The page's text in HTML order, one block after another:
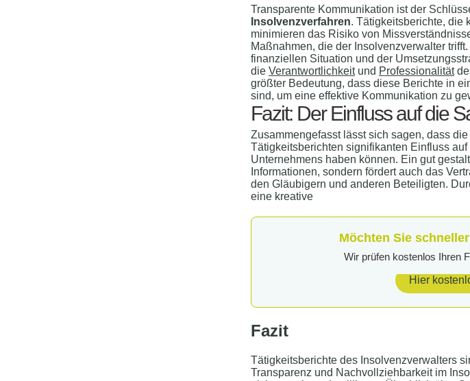
Transparente Kommunikation ist der
Insolvenzverfahren. Tätigkeitsberichte, die
minimieren das Risiko von
Maßnahmen, die der Insolvenzverwalter
finanziellen Situation und der
die Verantwortlichkeitund Professionalität
größter Bedeutung, dass diese Berichte in
sind, um eine effektive Kommunikation zu
Fazit: Der Einfluss auf die
Zusammengefasst lässt sich sagen, dass die
Tätigkeitsberichten signifikanten Einfluss auf
Unternehmens haben können. Ein gut
Informationen, sondern fördert auch das
den Gläubigern und anderen Beteiligten.
eine kreative
Möchten Sie
Wir prüfen kostenlos Ihren
Hier
Fazit
Tätigkeitsberichte des Insolvenzverwalters
Transparenz und Nachvollziehbarkeit im